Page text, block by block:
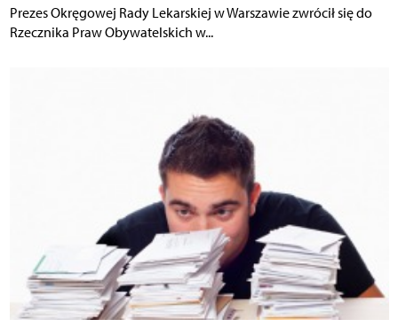
Prezes Okręgowej Rady Lekarskiej w Warszawie zwrócił się do
Rzecznika Praw Obywatelskich w...